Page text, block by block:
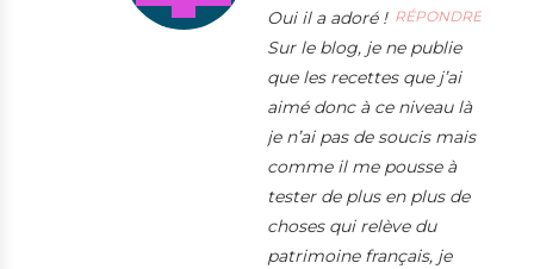
RÉPONDRE
Oui il a adoré !
Sur le blog, je ne publie
que les recettes que j’ai
aimé donc à ce niveau là
je n’ai pas de soucis mais
comme il me pousse à
tester de plus en plus de
choses qui relève du
patrimoine français, je